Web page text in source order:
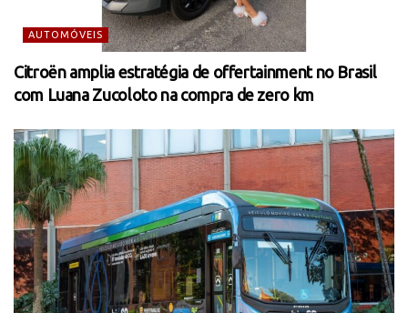
AUTOMÓVEIS
Citroën amplia estratégia de offertainment no Brasil
com Luana Zucoloto na compra de zero km